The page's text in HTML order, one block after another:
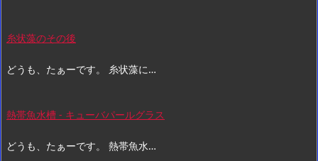
糸状藻のその後
どうも、たぁーです。 糸状藻に…
熱帯魚水槽 - キューバパールグラス
どうも、たぁーです。 熱帯魚水…